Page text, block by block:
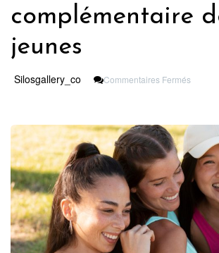
complémentaire
jeunes
Silosgallery_co Commentaires Fermés
Des
Jeunes